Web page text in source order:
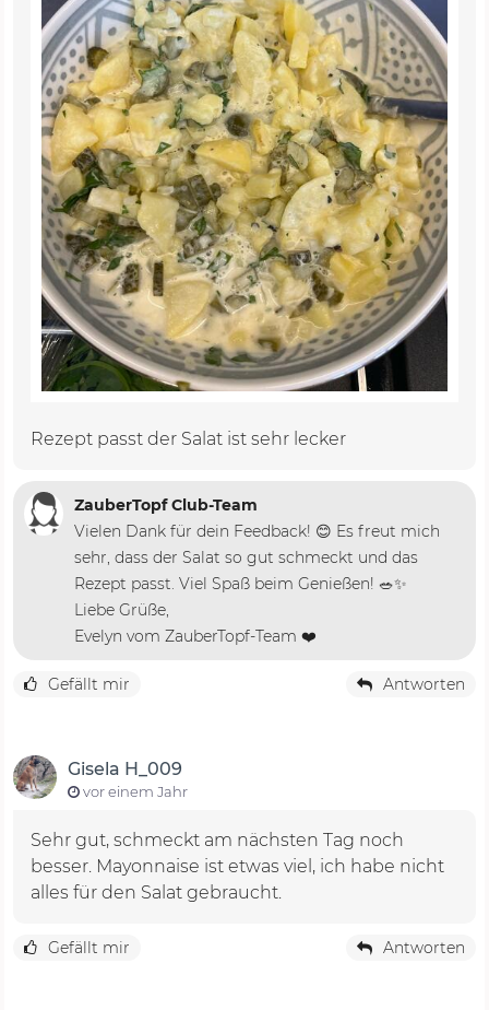
Rezept passt der Salat ist sehr lecker
ZauberTopf Club-Team
Vielen Dank für dein Feedback! 😊 Es freut mich
sehr, dass der Salat so gut schmeckt und das
Rezept passt. Viel Spaß beim Genießen! 🥗✨
Liebe Grüße,
Evelyn vom ZauberTopf-Team ❤️
Gefällt mir Antworten
Gisela H_009
vor einem Jahr
Sehr gut, schmeckt am nächsten Tag noch
besser. Mayonnaise ist etwas viel, ich habe nicht
alles für den Salat gebraucht.
Gefällt mir Antworten